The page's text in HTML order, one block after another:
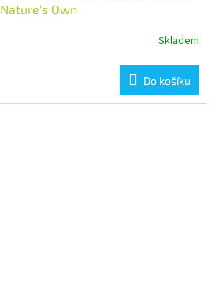
Nature's Own
Skladem
Do košíku